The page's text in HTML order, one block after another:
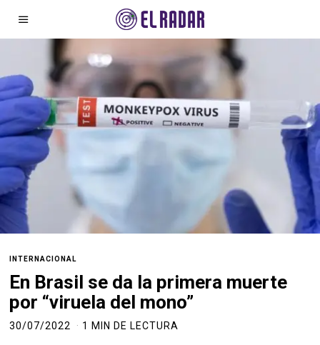
INTERNACIONAL
En Brasil se da la primera muerte
por “viruela del mono”
30/07/2022 1 MIN DE LECTURA